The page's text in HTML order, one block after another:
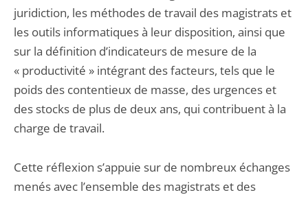
juridiction, les méthodes de travail des magistrats et
les outils informatiques à leur disposition, ainsi que
sur la définition d’indicateurs de mesure de la
« productivité » intégrant des facteurs, tels que le
poids des contentieux de masse, des urgences et
des stocks de plus de deux ans, qui contribuent à la
charge de travail.
Cette réflexion s’appuie sur de nombreux échanges
menés avec l’ensemble des magistrats et des